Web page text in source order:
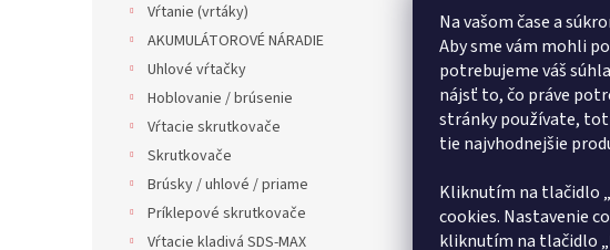
Na vašom čase a
Aby sme vám mohli
potrebujeme váš
nájsť to, čo práve
stránky používate,
tie najvhodnejšie
Kliknutím na tlačidlo „
cookies. Nastavenie
kliknutím na tlačidlo „
Vŕtanie (vrtáky)
AKUMULÁTOROVÉ NÁRADIE
Uhlové vŕtačky
Hoblovanie / brúsenie
Vŕtacie skrutkovače
Skrutkovače
Brúsky / uhlové / priame
Príklepové skrutkovače
Vŕtacie kladivá SDS-MAX